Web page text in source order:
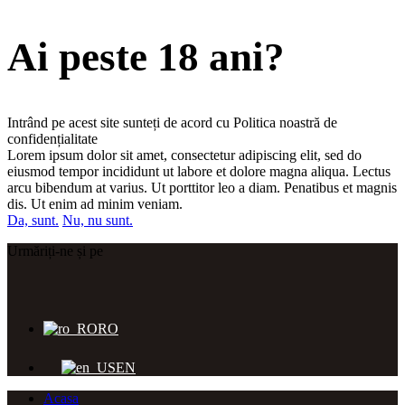
Ai peste 18 ani?
Intrând pe acest site sunteți de acord cu Politica noastră de
confidențialitate
Lorem ipsum dolor sit amet, consectetur adipiscing elit, sed do
eiusmod tempor incididunt ut labore et dolore magna aliqua. Lectus
arcu bibendum at varius. Ut porttitor leo a diam. Penatibus et magnis
dis. Ut enim ad minim veniam.
Da, sunt. Nu, nu sunt.
Urmăriți-ne și pe
RO
EN
Acasa